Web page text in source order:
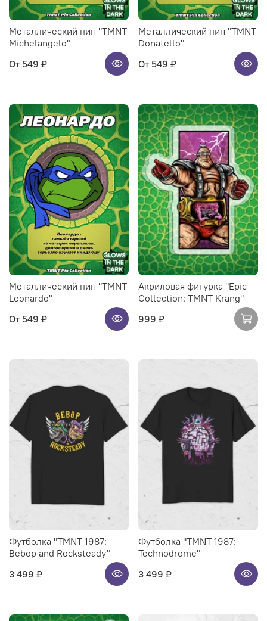
Металлический пин "TMNT
Michelangelo"
От 549 ₽
Металлический пин "TMNT
Donatello"
От 549 ₽
Металлический пин "TMNT
Leonardo"
От 549 ₽
Акриловая фигурка "Epic
Collection: TMNT Krang"
999 ₽
Футболка "TMNT 1987:
Bebop and Rocksteady"
3 499 ₽
Футболка "TMNT 1987:
Technodrome"
3 499 ₽